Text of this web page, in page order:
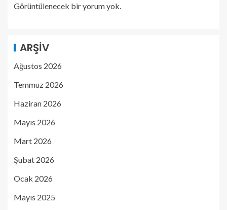
Görüntülenecek bir yorum yok.
ARŞIV
Ağustos 2026
Temmuz 2026
Haziran 2026
Mayıs 2026
Mart 2026
Şubat 2026
Ocak 2026
Mayıs 2025